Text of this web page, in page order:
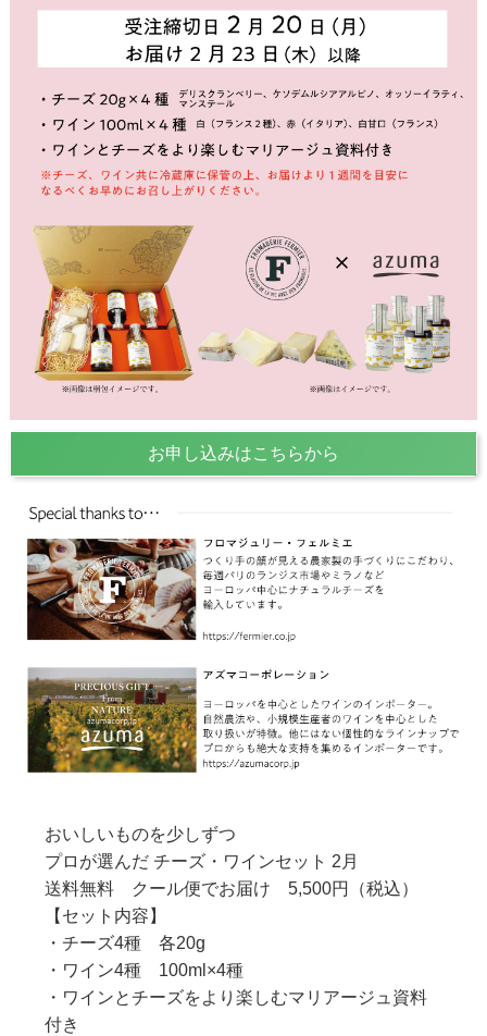
お申し込みはこちらから
おいしいものを少しずつ
プロが選んだ チーズ・ワインセット 2月
送料無料 クール便でお届け 5,500円（税込）
【セット内容】
・チーズ4種 各20g
・ワイン4種 100ml×4種
・ワインとチーズをより楽しむマリアージュ資料
付き